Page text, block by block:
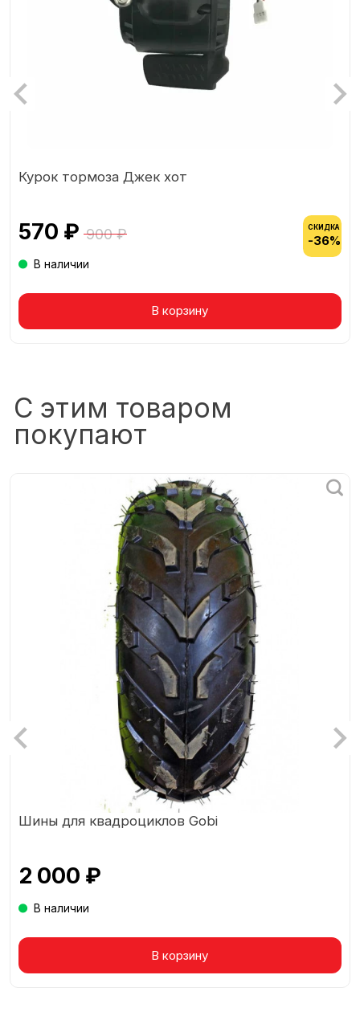
Товар в корзине
Курок тормоза Джек хот
570 ₽ 900 ₽ СКИДКА
-36%
В наличии
В корзину
С этим товаром
покупают
Товар в корзине
Шины для квадроциклов Gobi
2 000 ₽
В наличии
В корзину